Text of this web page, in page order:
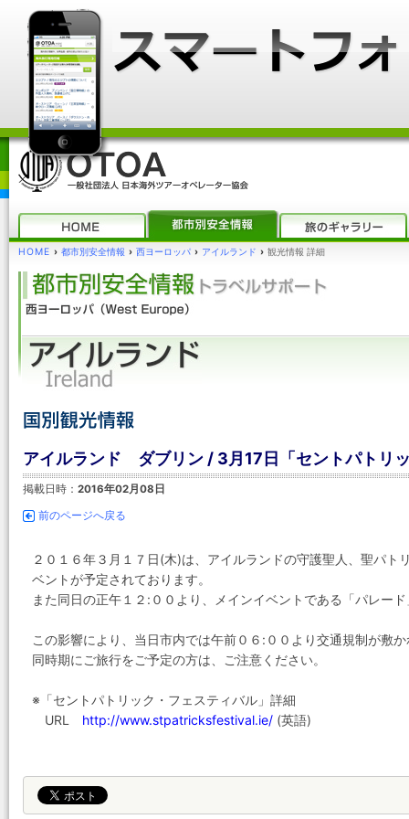
HOME › 都市別安全情報 › 西ヨーロッパ › アイルランド › 観光情報 詳細
アイルランド ダブリン / 3月17日「セントパトリ
掲載日時： 2016年02月08日
前のページへ戻る
２０１６年３月１７日(木)は、アイルランドの守護聖人、聖パ
ベントが予定されております。
また同日の正午１２:００より、メインイベントである「パレー
この影響により、当日市内では午前０６:００より交通規制が敷
同時期にご旅行をご予定の方は、ご注意ください。
※「セントパトリック・フェスティバル」詳細
URL http://www.stpatricksfestival.ie/ (英語)